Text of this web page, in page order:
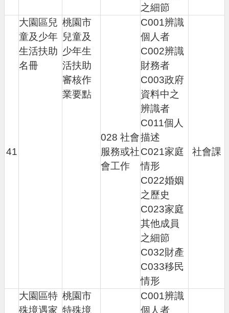
之細節
41
大園區兒
童及少年
生活扶助
名冊
桃園市
兒童及
少年生
活扶助
審核作
業要點
028 社會
服務或社
會工作
C001辨識
個人者
C002辨識
財務者
C003政府
資料中之
辨識者
C011個人
描述
C021家庭
情形
C022婚姻
之歷史
C023家庭
其他成員
之細節
C032財產
C033移民
情形
社會課
大園區特
殊境遇家
桃園市
特殊境
C001辨識
個人者